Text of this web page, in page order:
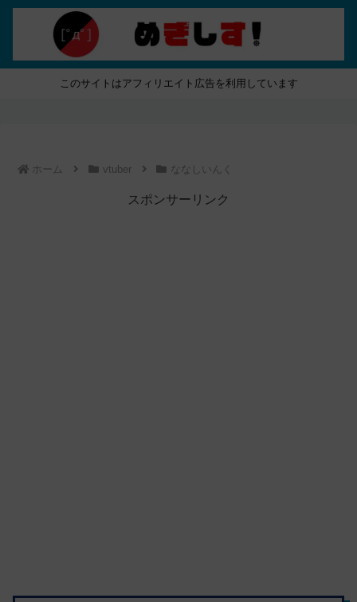
このサイトはアフィリエイト広告を利用しています
ホーム vtuber ななしいんく
スポンサーリンク